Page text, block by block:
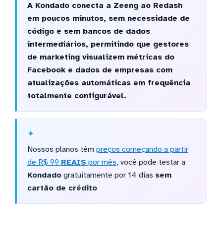
A Kondado conecta a Zeeng ao Redash
em poucos minutos, sem necessidade de
código e sem bancos de dados
intermediários, permitindo que gestores
de marketing visualizem métricas do
Facebook e dados de empresas com
atualizações automáticas em frequência
totalmente configurável.
Nossos planos têm preços começando a partir
de R$ 99 REAIS por mês, você pode testar a
Kondadogratuitamente por 14 dias sem
cartão de crédito